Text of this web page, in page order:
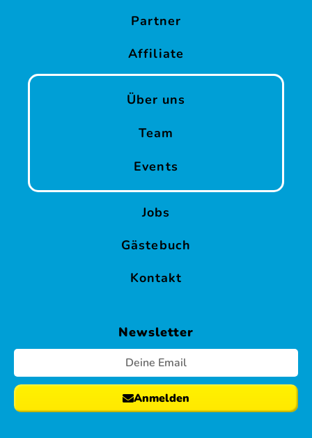
Partner
Affiliate
Über uns
Team
Events
Jobs
Gästebuch
Kontakt
Newsletter
Anmelden